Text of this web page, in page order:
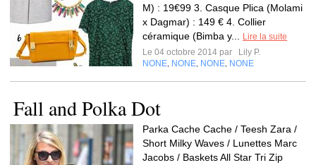
M) : 19€99 3. Casque Plica (Molami
x Dagmar) : 149 € 4. Collier
céramique (Bimba y...
Lire la suite
Le 04 octobre 2014 par
Lily P.
NONE NONE NONE NONE
Fall and Polka Dot
Parka Cache Cache / Teesh Zara /
Short Milky Waves / Lunettes Marc
Jacobs / Baskets All Star Tri Zip